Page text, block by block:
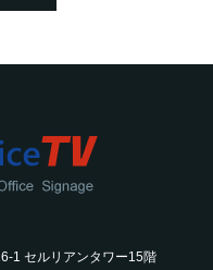
1 セルリアンタワー15階